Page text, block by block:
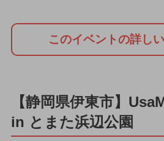
このイベントの詳し
【静岡県伊東市】
in とまた浜辺公園